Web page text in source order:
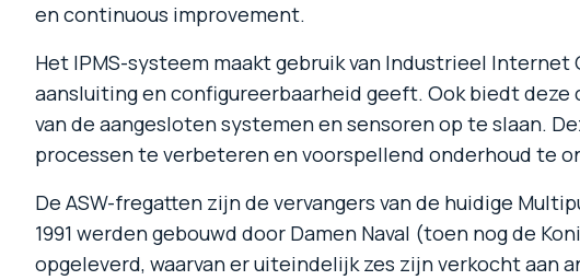
en continuous improvement.
Het IPMS-systeem maakt gebruik van Industrieel
aansluiting en configureerbaarheid geeft. Ook biedt
van de aangesloten systemen en sensoren op te slaan.
processen te verbeteren en voorspellend onderhoud te
De ASW-fregatten zijn de vervangers van de huidige
1991 werden gebouwd door Damen Naval (toen nog de
opgeleverd, waarvan er uiteindelijk zes zijn verkocht aan